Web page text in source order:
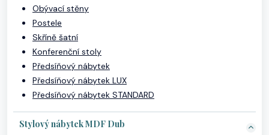
Obývací stěny
Postele
Skříně šatní
Konferenční stoly
Předsíňový nábytek
Předsíňový nábytek LUX
Předsíňový nábytek STANDARD
Stylový nábytek MDF Dub